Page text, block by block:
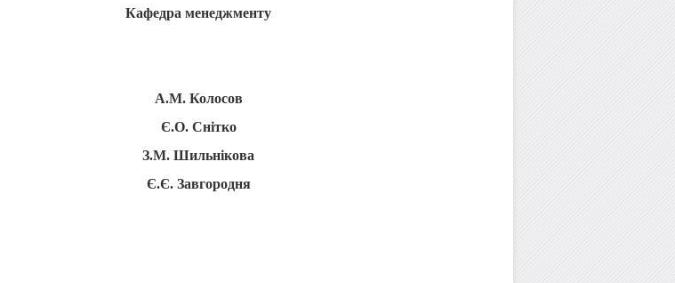
Кафедра менеджменту
А.М. Колосов
Є.О. Снітко
З.М. Шильнікова
Є.Є. Завгородня